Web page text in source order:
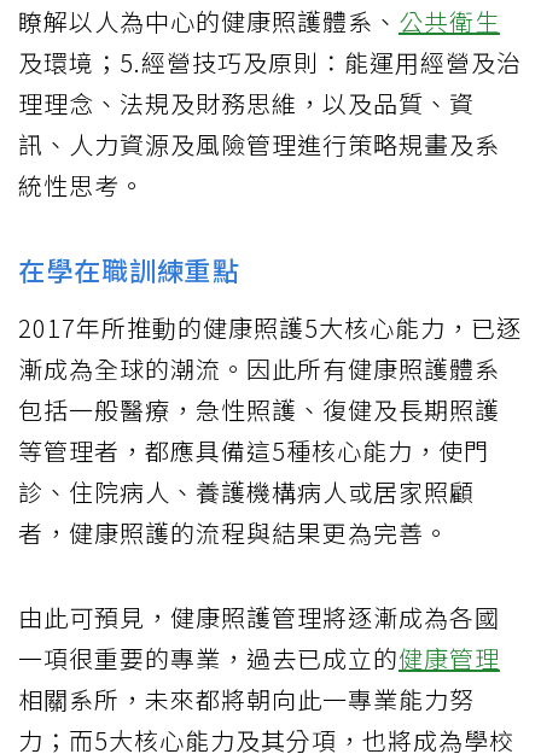
瞭解以人為中心的健康照護體系、 公共衛生
及環境；5.經營技巧及原則：能運用經營及治
理理念、法規及財務思維，以及品質、資
訊、人力資源及風險管理進行策略規畫及系
統性思考。
在學在職訓練重點
2017年所推動的健康照護5大核心能力，已逐
漸成為全球的潮流。因此所有健康照護體系
包括一般醫療，急性照護、復健及長期照護
等管理者，都應具備這5種核心能力，使門
診、住院病人、養護機構病人或居家照顧
者，健康照護的流程與結果更為完善。
由此可預見，健康照護管理將逐漸成為各國
一項很重要的專業，過去已成立的健康管理
相關系所，未來都將朝向此一專業能力努
力；而5大核心能力及其分項，也將成為學校